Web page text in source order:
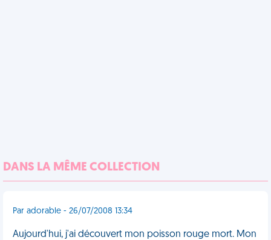
DANS LA MÊME COLLECTION
Par adorable - 26/07/2008 13:34
Aujourd'hui, j'ai découvert mon poisson rouge mort. Mon